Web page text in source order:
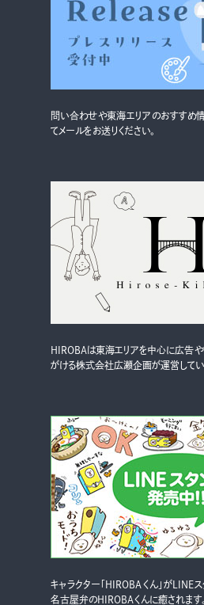
お問い合わせ
検索する
問い合わせや東海エリアのおすすめ情
てメールをお送りください。
HIROBAは東海エリアを中心に広告や
がける株式会社広瀬企画が運営してい
キャラクター「HIROBAくん」がLINE
名古屋弁のHIROBAくんに癒されます。